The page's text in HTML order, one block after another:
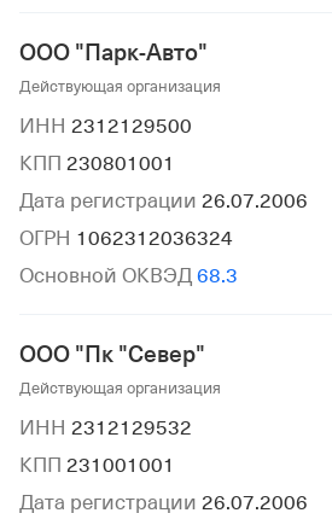
ООО "Парк-Авто"
Действующая организация
ИНН 2312129500
КПП 230801001
Дата регистрации 26.07.2006
ОГРН 1062312036324
Основной ОКВЭД 68.3
ООО "Пк "Север"
Действующая организация
ИНН 2312129532
КПП 231001001
Дата регистрации 26.07.2006